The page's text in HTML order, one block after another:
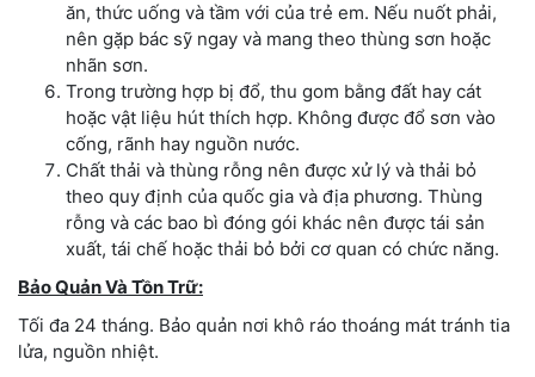
ăn, thức uống và tầm với của trẻ em. Nếu nuốt phải,
nên gặp bác sỹ ngay và mang theo thùng sơn hoặc
nhãn sơn.
Trong trường hợp bị đổ, thu gom bằng đất hay cát
hoặc vật liệu hút thích hợp. Không được đổ sơn vào
cống, rãnh hay nguồn nước.
Chất thải và thùng rỗng nên được xử lý và thải bỏ
theo quy định của quốc gia và địa phương. Thùng
rỗng và các bao bì đóng gói khác nên được tái sản
xuất, tái chế hoặc thải bỏ bởi cơ quan có chức năng.
Bảo Quản Và Tồn Trữ:
Tối đa 24 tháng. Bảo quản nơi khô ráo thoáng mát tránh tia
lửa, nguồn nhiệt.